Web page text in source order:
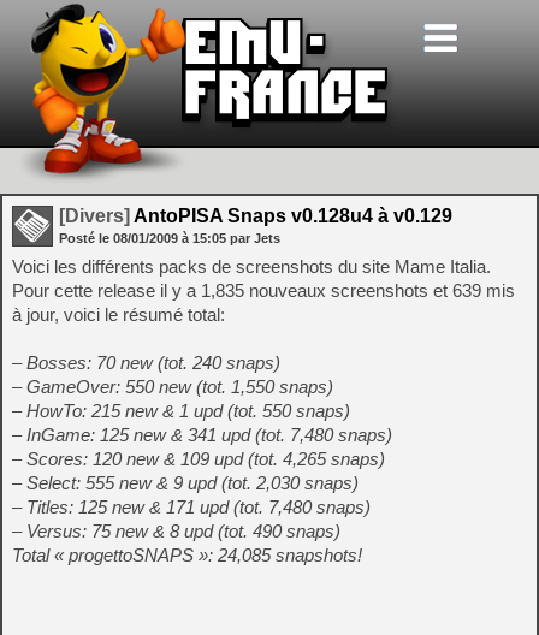
[Divers] AntoPISA Snaps v0.128u4 à v0.129
Posté le 08/01/2009 à 15:05 par Jets
Voici les différents packs de screenshots du site Mame Italia.
Pour cette release il y a 1,835 nouveaux screenshots et 639 mis
à jour, voici le résumé total:
– Bosses: 70 new (tot. 240 snaps)
– GameOver: 550 new (tot. 1,550 snaps)
– HowTo: 215 new & 1 upd (tot. 550 snaps)
– InGame: 125 new & 341 upd (tot. 7,480 snaps)
– Scores: 120 new & 109 upd (tot. 4,265 snaps)
– Select: 555 new & 9 upd (tot. 2,030 snaps)
– Titles: 125 new & 171 upd (tot. 7,480 snaps)
– Versus: 75 new & 8 upd (tot. 490 snaps)
Total « progettoSNAPS »: 24,085 snapshots!